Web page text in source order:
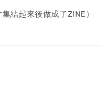
結起來後做成了ZINE）